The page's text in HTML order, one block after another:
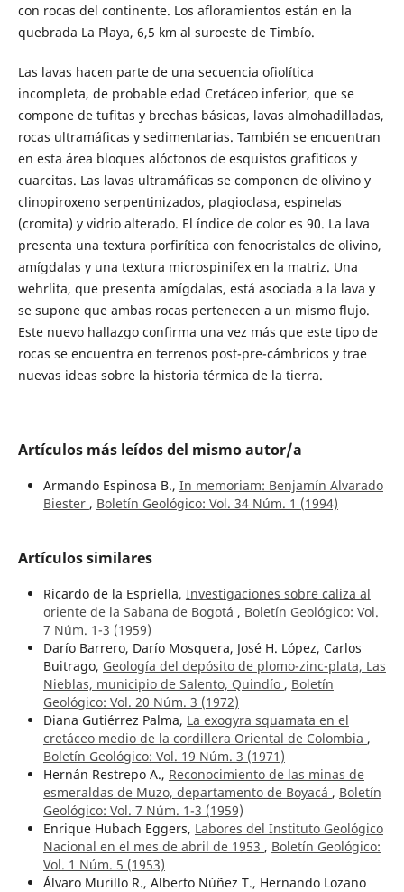
con rocas del continente. Los afloramientos están en la
quebrada La Playa, 6,5 km al suroeste de Timbío.
Las lavas hacen parte de una secuencia ofiolítica
incompleta, de probable edad Cretáceo inferior, que se
compone de tufitas y brechas básicas, lavas almohadilladas,
rocas ultramáficas y sedimentarias. También se encuentran
en esta área bloques alóctonos de esquistos grafiticos y
cuarcitas. Las lavas ultramáficas se componen de olivino y
clinopiroxeno serpentinizados, plagioclasa, espinelas
(cromita) y vidrio alterado. El índice de color es 90. La lava
presenta una textura porfirítica con fenocristales de olivino,
amígdalas y una textura microspinifex en la matriz. Una
wehrlita, que presenta amígdalas, está asociada a la lava y
se supone que ambas rocas pertenecen a un mismo flujo.
Este nuevo hallazgo confirma una vez más que este tipo de
rocas se encuentra en terrenos post-pre-cámbricos y trae
nuevas ideas sobre la historia térmica de la tierra.
Artículos más leídos del mismo autor/a
Armando Espinosa B., In memoriam: Benjamín Alvarado
Biester , Boletín Geológico: Vol. 34 Núm. 1 (1994)
Artículos similares
Ricardo de la Espriella, Investigaciones sobre caliza al
oriente de la Sabana de Bogotá , Boletín Geológico: Vol.
7 Núm. 1-3 (1959)
Darío Barrero, Darío Mosquera, José H. López, Carlos
Buitrago, Geología del depósito de plomo-zinc-plata, Las
Nieblas, municipio de Salento, Quindío , Boletín
Geológico: Vol. 20 Núm. 3 (1972)
Diana Gutiérrez Palma, La exogyra squamata en el
cretáceo medio de la cordillera Oriental de Colombia ,
Boletín Geológico: Vol. 19 Núm. 3 (1971)
Hernán Restrepo A., Reconocimiento de las minas de
esmeraldas de Muzo, departamento de Boyacá , Boletín
Geológico: Vol. 7 Núm. 1-3 (1959)
Enrique Hubach Eggers, Labores del Instituto Geológico
Nacional en el mes de abril de 1953 , Boletín Geológico:
Vol. 1 Núm. 5 (1953)
Álvaro Murillo R., Alberto Núñez T., Hernando Lozano